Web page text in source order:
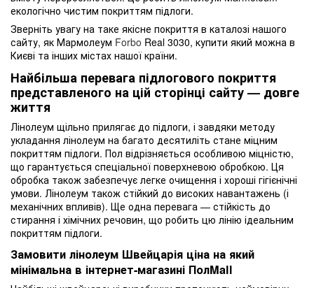
екологічно чистим покриттям підлоги.
Зверніть увагу на таке якісне покриття в каталозі нашого
сайту, як Мармолеум Forbo Real 3030, купити який можна в
Києві та інших містах нашої країни.
Найбільша перевага підлогового покриття
представленого на цій сторінці сайту — довге
життя
Лінолеум щільно прилягає до підлоги, і завдяки методу
укладання лінолеум на багато десятиліть стане міцним
покриттям підлоги. Пол відрізняється особливою міцністю,
що гарантується спеціальної поверхневою обробкою. Ця
обробка також забезпечує легке очищення і хороші гігієнічні
умови. Лінолеум також стійкий до високих навантажень (і
механічних впливів). Ще одна перевага — стійкість до
стирання і хімічних речовин, що робить цю лінію ідеальним
покриттям підлоги.
Замовити лінолеум Швейцарія ціна на який
мінімальна в інтернет-магазині ПолMall